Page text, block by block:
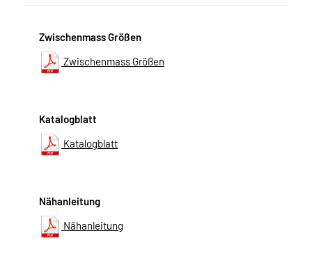
Zwischenmass Größen
Zwischenmass Größen
Katalogblatt
Katalogblatt
Nähanleitung
Nähanleitung